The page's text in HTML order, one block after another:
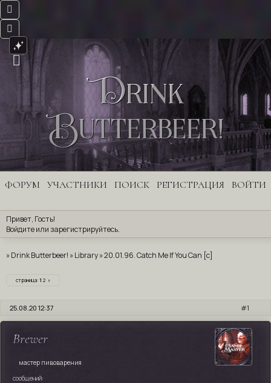
Drink
Butterbeer!
ФОРУМ УЧАСТНИКИ ПОИСК РЕГИСТРАЦИЯ ВОЙТИ
Привет, Гость!
Войдите или зарегистрируйтесь.
»Drink Butterbeer! »Library»20.01.96. Catch Me If You Can [c]
страница: 1 2 »
1
25.08.20 12:37
Brewer
мастер пивоварения
сообщений: